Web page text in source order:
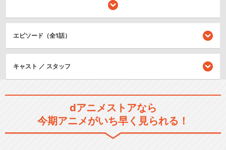
SF/ファンタジー
ドラマ/青春
アクション/バトル
カウボーイビバップ
エピソード（全1話）
キャスト ／ スタッフ
dアニメストアなら
今期アニメがいち早く見られる！